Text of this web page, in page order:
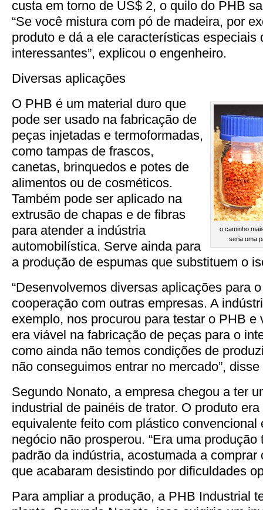
custa em torno de US$ 2, o quilo do PHB
“Se você mistura com pó de madeira, por
produto e dá a ele características especiais
interessantes”, explicou o engenheiro.
Diversas aplicações
o caminho
seria uma
O PHB é um material duro que
pode ser usado na fabricação de
peças injetadas e termoformadas,
como tampas de frascos,
canetas, brinquedos e potes de
alimentos ou de cosméticos.
Também pode ser aplicado na
extrusão de chapas e de fibras
para atender a indústria
automobilística. Serve ainda para
a produção de espumas que substituem o
“Desenvolvemos diversas aplicações para
cooperação com outras empresas. A
exemplo, nos procurou para testar o PHB e
era viável na fabricação de peças para o
como ainda não temos condições de
não conseguimos entrar no mercado”,
Segundo Nonato, a empresa chegou a ter
industrial de painéis de trator. O produto
equivalente feito com plástico convencional
negócio não prosperou. “Era uma
padrão da indústria, acostumada a
que acabaram desistindo por dificuldades
Para ampliar a produção, a PHB Industrial